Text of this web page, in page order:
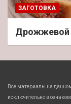
ЗАГОТОВКА
Дрожжевой
Все материалы на
исключительно в